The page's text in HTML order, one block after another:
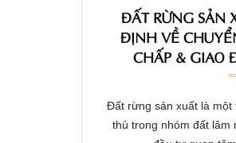
ĐẤT RỪNG SẢN
ĐỊNH VỀ
CHẤP & GIAO
Đất rừng sản xuất là
thù trong nhóm đất lâm